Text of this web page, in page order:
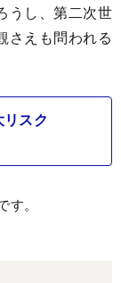
うし、第二次世
さえも問われる
スク
。